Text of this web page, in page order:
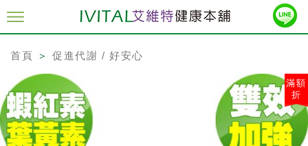
首頁 ＞ 促進代謝 / 好安心
滿額
折